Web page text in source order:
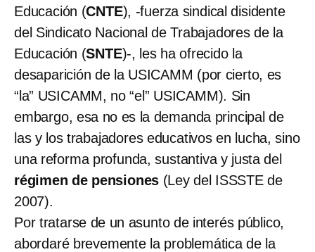
Educación (CNTE), -fuerza sindical disidente
del Sindicato Nacional de Trabajadores de la
Educación (SNTE)-, les ha ofrecido la
desaparición de la USICAMM (por cierto, es
“la” USICAMM, no “el” USICAMM). Sin
embargo, esa no es la demanda principal de
las y los trabajadores educativos en lucha, sino
una reforma profunda, sustantiva y justa del
régimen de pensiones (Ley del ISSSTE de
2007).
Por tratarse de un asunto de interés público,
abordaré brevemente la problemática de la